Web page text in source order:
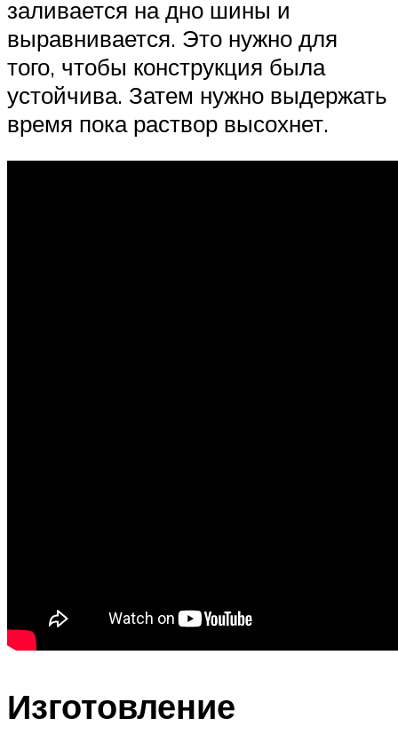
заливается на дно шины и
выравнивается. Это нужно для
того, чтобы конструкция была
устойчива. Затем нужно выдержать
время пока раствор высохнет.
Изготовление